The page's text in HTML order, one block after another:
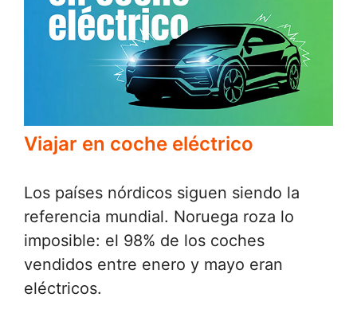
Viajar en coche eléctrico
Los países nórdicos siguen siendo la
referencia mundial. Noruega roza lo
imposible: el 98% de los coches
vendidos entre enero y mayo eran
eléctricos.